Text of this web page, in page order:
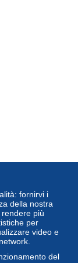
fornirvi i
della nostra
più
per
video e
del